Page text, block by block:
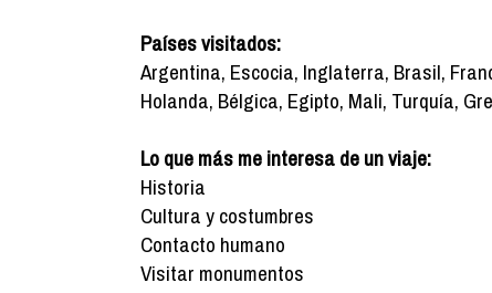
Países visitados:
Argentina, Escocia, Inglaterra, Brasil,
Holanda, Bélgica, Egipto, Mali, Turquía,
Lo que más me interesa de un viaje:
Historia
Cultura y costumbres
Contacto humano
Visitar monumentos